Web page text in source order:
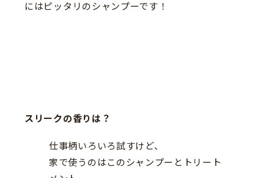
にはピッタリのシャンプーです！
スリークの香りは？
仕事柄いろいろ試すけど、
家で使うのはこのシャンプーとトリート